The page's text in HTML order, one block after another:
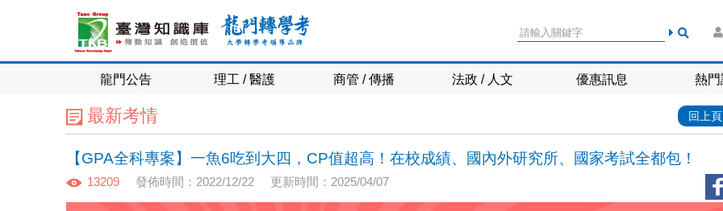
龍門公告 理工 / 醫護 商管 / 傳播 法政 / 人文 優惠訊息 熱
最新考情 回上頁
【GPA全科專案】一魚6吃到大四，CP值超高！在校成績、國內外研究所、國家考試全都包！
13209 發佈時間：2022/12/22 更新時間：2025/04/07